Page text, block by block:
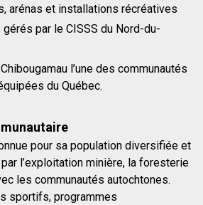
arénas et installations récréatives
par le CISSS du Nord-du-
l’une des communautés
du Québec.
pour sa population diversifiée et
l’exploitation minière, la foresterie
les communautés autochtones.
sportifs, programmes